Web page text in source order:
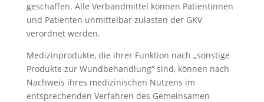
geschaffen. Alle Verbandmittel können Patientinnen
und Patienten unmittelbar zulasten der GKV
verordnet werden.
Medizinprodukte, die ihrer Funktion nach „sonstige
Produkte zur Wundbehandlung“ sind, können nach
Nachweis ihres medizinischen Nutzens im
entsprechenden Verfahren des Gemeinsamen